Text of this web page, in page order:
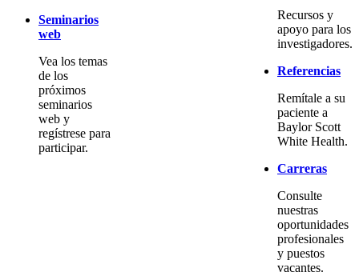
Seminarios
web
Vea los temas
de los
próximos
seminarios
web y
regístrese para
participar.
Recursos y
apoyo para los
investigadores.
Referencias
Remítale a su
paciente a
Baylor Scott
White Health.
Carreras
Consulte
nuestras
oportunidades
profesionales
y puestos
vacantes.